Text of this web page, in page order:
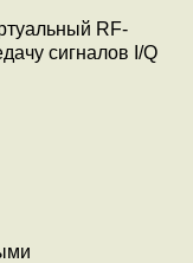
RF-
сигналов I/Q